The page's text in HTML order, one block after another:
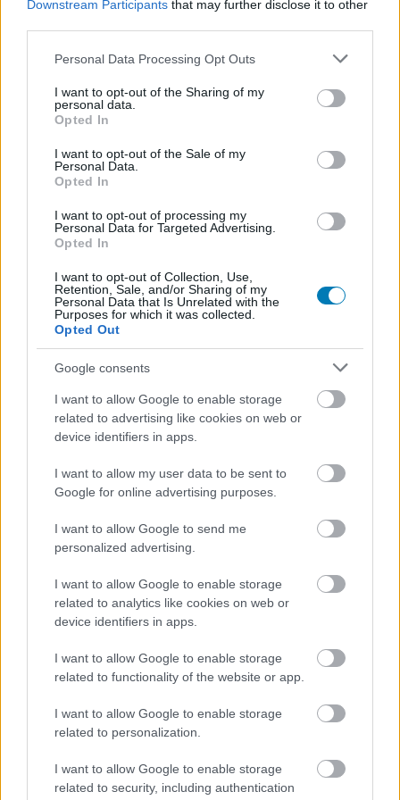
Downstream Participants that may further disclose it to other
Please note that this website/app uses one or more Google
not limited to your visit or usage behaviour. You may click to
grant or deny consent to Google and its third-party tags to
use your data for below specified purposes in below Google
consent section.
Personal Data Processing Opt Outs
I want to opt-out of the Sharing of my
personal data.
Opted In
I want to opt-out of the Sale of my
Personal Data.
Opted In
I want to opt-out of processing my
Personal Data for Targeted Advertising.
Opted In
I want to opt-out of Collection, Use,
Retention, Sale, and/or Sharing of my
Personal Data that Is Unrelated with the
Purposes for which it was collected.
Opted Out
Google consents
I want to allow Google to enable storage
related to advertising like cookies on web or
device identifiers in apps.
I want to allow my user data to be sent to
Google for online advertising purposes.
I want to allow Google to send me
personalized advertising.
I want to allow Google to enable storage
related to analytics like cookies on web or
device identifiers in apps.
I want to allow Google to enable storage
related to functionality of the website or app.
I want to allow Google to enable storage
related to personalization.
I want to allow Google to enable storage
related to security, including authentication
Hozzászólások
Ideje lesz mutatni valamit a
Marvel's Wolverine-ből
Az Insomniac azt ígéri, hogy még a kánikula
előtt mutatnak valamit az öt hónap múlva
érkező játékból.
Unmute Loaded
21.02%
Az Insomniac ismét megerősítette, hogy még tavasszal
mutatnak valamit
a Marvel's Wolverine-ből, aminek
lehet venni a játékot kívánságlistára, mintha ezt mondani
kellett volna Csirkének, aki minden reggel úgy ül le
hírezni, hogy vajon van-e Wolverine-hír.
"További hírek érkeznek még idén tavasszal"
- írják tavasszal. AWolverine eddig nem sokat mutatott
magábólés nem csoda, hogy mindenki türelmetlen, mert
PlayStation 5-re, vagyis kevesebb kábé öt hónap van